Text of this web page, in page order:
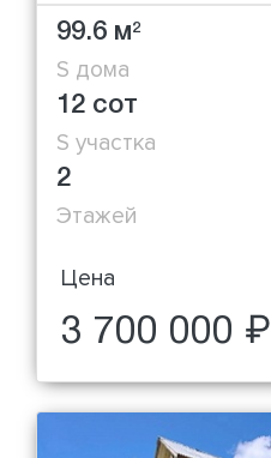
99.6 м2
S дома
12 сот
S участка
2
Этажей
Цена
3 700 000 ₽